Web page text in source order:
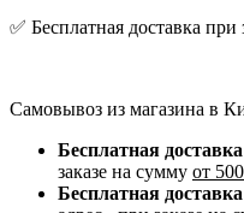
✅ Бесплатная доставка при
Самовывоз из магазина в
Бесплатная доставка
заказе на сумму от
Бесплатная